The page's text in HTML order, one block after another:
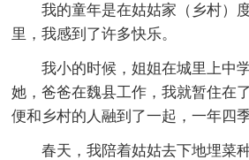
我的童年是在姑姑家（乡村）
里，我感到了许多快乐。
我小的时候，姐姐在城里上中
她，爸爸在魏县工作，我就暂住在
便和乡村的人融到了一起，一年四
春天，我陪着姑姑去下地埋菜